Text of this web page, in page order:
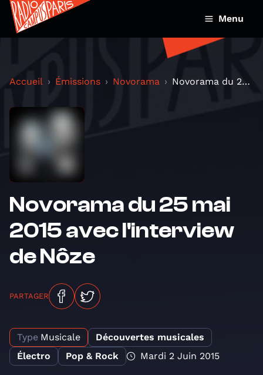
Menu
Accueil Émissions Novorama Novorama du 25 mai 2015 avec l'interview de Nôze
Novorama du 25 mai
2015 avec l'interview
de Nôze
PARTAGER
Type Musicale
Découvertes musicales
Électro
Pop & Rock Mardi 2 Juin 2015